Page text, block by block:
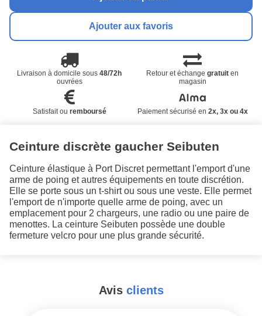
Ajouter aux favoris
Livraison à domicile sous48/72h
ouvrées
Retour et échangegratuit en
magasin
Satisfait ou remboursé Paiement sécurisé en 2x, 3x ou 4x
Ceinture discrète gaucher Seibuten
Ceinture élastique à Port Discret permettant l'emport d'une
arme de poing et autres équipements en toute discrétion.
Elle se porte sous un t-shirt ou sous une veste. Elle permet
l'emport de n'importe quelle arme de poing, avec un
emplacement pour 2 chargeurs, une radio ou une paire de
menottes. La ceinture Seibuten possède une double
fermeture velcro pour une plus grande sécurité.
Avis clients